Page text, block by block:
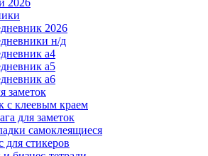
2026
2026
н/д
а4
а5
а6
заметок
с клеевым краем
для заметок
самоклеящиеся
для стикеров